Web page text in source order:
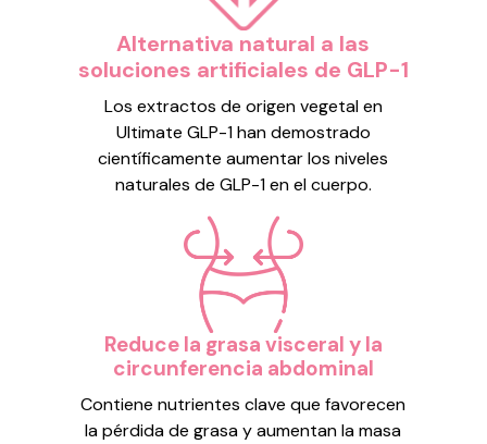
Alternativa natural a las
soluciones artificiales de GLP-1
Los extractos de origen vegetal en
Ultimate GLP-1 han demostrado
científicamente aumentar los niveles
naturales de GLP-1 en el cuerpo.
Reduce la grasa visceral y la
circunferencia abdominal
Contiene nutrientes clave que favorecen
la pérdida de grasa y aumentan la masa